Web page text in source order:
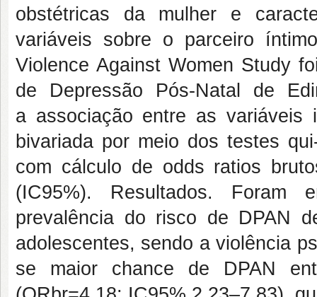
obstétricas da mulher e
variáveis sobre o parceiro
Violence Against Women Study
de Depressão Pós-Natal de
a associação entre as variáveis
bivariada por meio dos testes
com cálculo de odds ratios
(IC95%). Resultados. Foram
prevalência do risco de DPAN
adolescentes, sendo a violência
se maior chance de DPAN